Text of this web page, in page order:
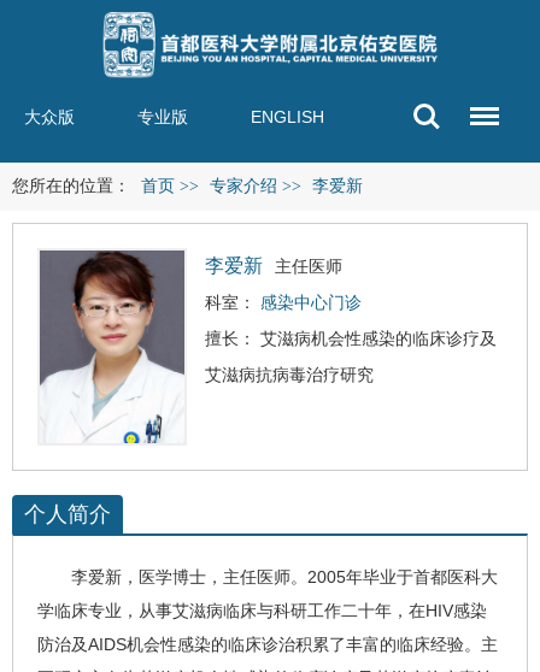
大众版 专业版 ENGLISH
您所在的位置： 首页 >> 专家介绍 >> 李爱新
李爱新
主任医师
科室： 感染中心门诊
擅长： 艾滋病机会性感染的临床诊疗及
艾滋病抗病毒治疗研究
个人简介
李爱新 ，医学博士，主任医师。2005年毕业于首都医科大
学临床专业，从事艾滋病临床与科研工作二十年，在HIV感染
防治及AIDS机会性感染的临床诊治积累了丰富的临床经验。主